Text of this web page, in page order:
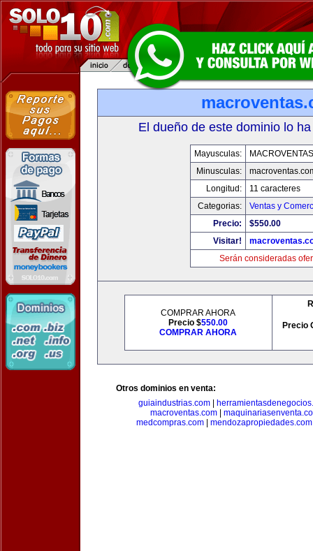
El dueño de este dominio lo
Mayusculas:
Minusculas:
Longitud:
11 caracteres
Categorias:
Ventas y
Precio:
$550.00
Visitar!
Serán consideradas
COMPRAR AHORA
Precio $550.00
COMPRAR AHORA
Precio
Otros dominios en venta:
guiaindustrias.com
macroventas.com
medcompras.com| mendozapropiedades.com